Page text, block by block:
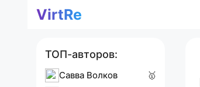
ПерейтиVirtRe
ТОП-авторов:
Савва Волков
🥇